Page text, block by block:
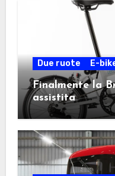
Due ruote E-
Finalmente la
assistita